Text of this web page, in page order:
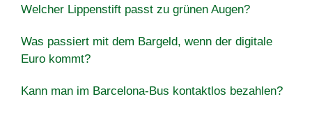
Welcher Lippenstift passt zu grünen Augen?
Was passiert mit dem Bargeld, wenn der digitale
Euro kommt?
Kann man im Barcelona-Bus kontaktlos bezahlen?